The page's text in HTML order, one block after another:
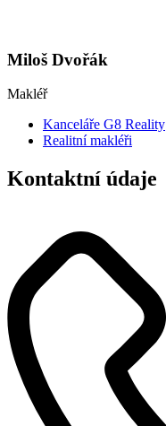
Miloš Dvořák
Makléř
Kanceláře G8 Reality
Realitní makléři
Kontaktní údaje